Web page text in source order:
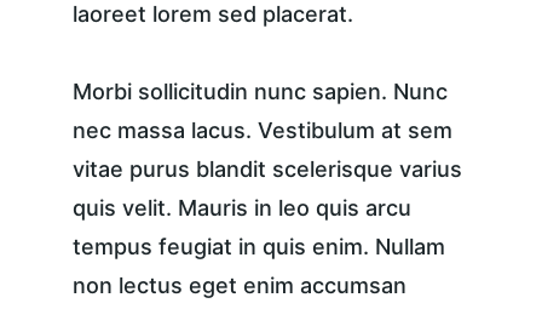
laoreet lorem sed placerat.
Morbi sollicitudin nunc sapien. Nunc
nec massa lacus. Vestibulum at sem
vitae purus blandit scelerisque varius
quis velit. Mauris in leo quis arcu
tempus feugiat in quis enim. Nullam
non lectus eget enim accumsan